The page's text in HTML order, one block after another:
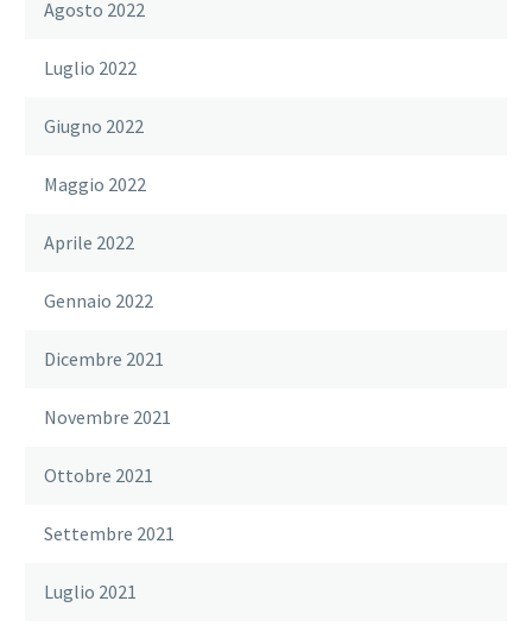
Agosto 2022
Luglio 2022
Giugno 2022
Maggio 2022
Aprile 2022
Gennaio 2022
Dicembre 2021
Novembre 2021
Ottobre 2021
Settembre 2021
Luglio 2021